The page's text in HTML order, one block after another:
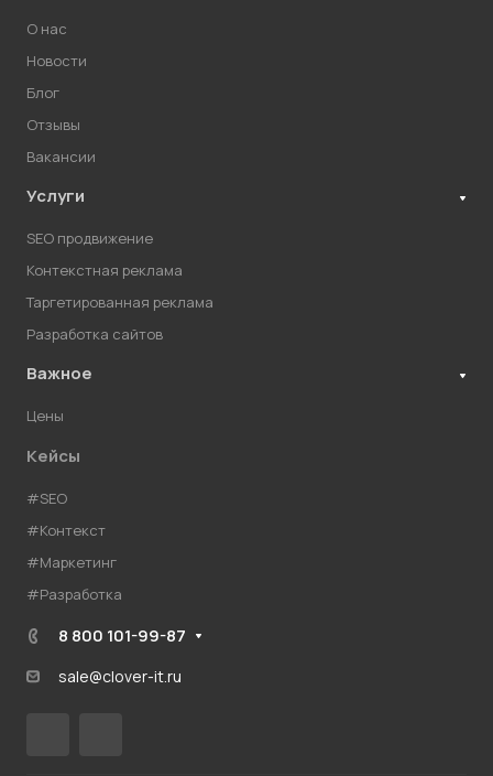
О нас
Новости
Блог
Отзывы
Вакансии
Услуги
SEO продвижение
Контекстная реклама
Таргетированная реклама
Разработка сайтов
Важное
Цены
Кейсы
#SEO
#Контекст
#Маркетинг
#Разработка
8 800 101-99-87
sale@clover-it.ru